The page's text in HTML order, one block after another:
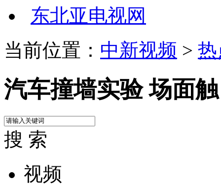
东北亚电视网
当前位置： 中新视频 >
汽车撞墙实验 场面
搜 索
视频